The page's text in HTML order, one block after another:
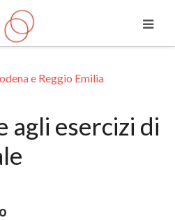
e Reggio Emilia
agli esercizi di